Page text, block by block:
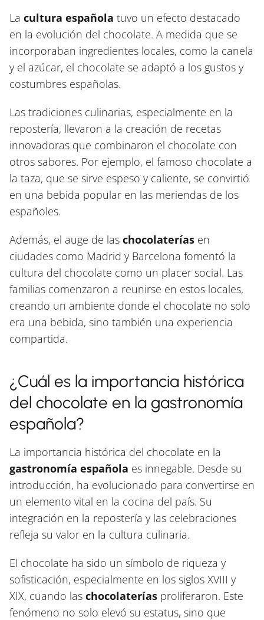
La cultura española tuvo un efecto destacado
en la evolución del chocolate. A medida que se
incorporaban ingredientes locales, como la canela
y el azúcar, el chocolate se adaptó a los gustos y
costumbres españolas.
Las tradiciones culinarias, especialmente en la
repostería, llevaron a la creación de recetas
innovadoras que combinaron el chocolate con
otros sabores. Por ejemplo, el famoso chocolate a
la taza, que se sirve espeso y caliente, se convirtió
en una bebida popular en las meriendas de los
españoles.
Además, el auge de las chocolaterías en
ciudades como Madrid y Barcelona fomentó la
cultura del chocolate como un placer social. Las
familias comenzaron a reunirse en estos locales,
creando un ambiente donde el chocolate no solo
era una bebida, sino también una experiencia
compartida.
¿Cuál es la importancia histórica
del chocolate en la gastronomía
española?
La importancia histórica del chocolate en la
gastronomía española es innegable. Desde su
introducción, ha evolucionado para convertirse en
un elemento vital en la cocina del país. Su
integración en la repostería y las celebraciones
refleja su valor en la cultura culinaria.
El chocolate ha sido un símbolo de riqueza y
sofisticación, especialmente en los siglos XVIII y
XIX, cuando las chocolaterías proliferaron. Este
fenómeno no solo elevó su estatus, sino que